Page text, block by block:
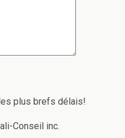
plus brefs délais!
Conseil inc.